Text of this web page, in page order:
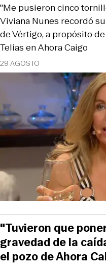
29 AGOSTO
"Me pusieron cinco
Viviana Nunes recordó
de Vértigo, a propósito
Telias en Ahora Caigo
"Tuvieron que
gravedad de la
el pozo de Ahora